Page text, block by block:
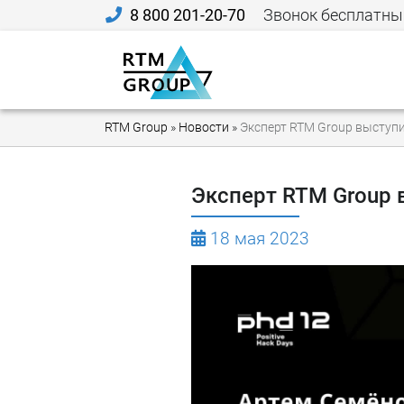
8 800 201-20-70 Звонок
RTM Group » Новости » Эксперт RTM Group
Эксперт RTM
18 мая 2023